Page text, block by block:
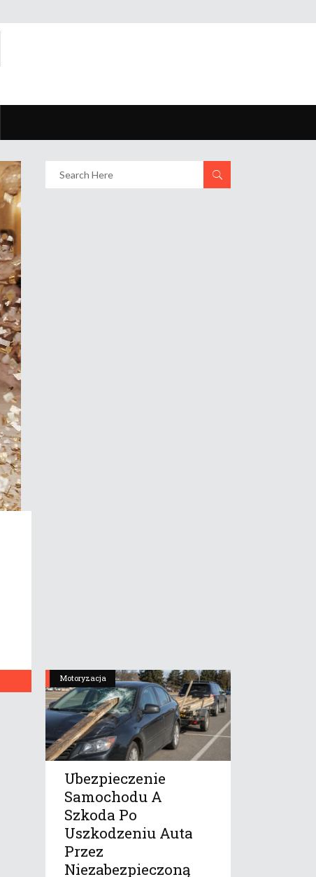
Motoryzacja
Ubezpieczenie
Samochodu A
Szkoda Po
Uszkodzeniu Auta
Przez
Niezabezpieczoną